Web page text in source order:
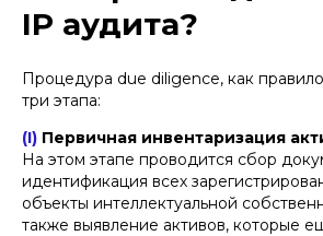
IP аудита?
Процедура due diligence, как
три этапа:
(I) Первичная инвентаризация
На этом этапе проводится сбор
идентификация всех
объекты интеллектуальной
также выявление активов, которые
Подписаться на рассылку
даете согласиена обработку персональных
данных в соответствии с политикойобработки
персональных данных